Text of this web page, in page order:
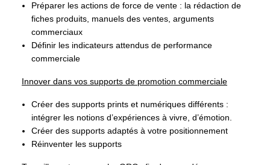
Préparer les actions de force de vente : la rédaction de
fiches produits, manuels des ventes, arguments
commerciaux
Définir les indicateurs attendus de performance
commerciale
Innover dans vos supports de promotion commerciale
Créer des supports prints et numériques différents :
intégrer les notions d’expériences à vivre, d’émotion.
Créer des supports adaptés à votre positionnement
Réinventer les supports